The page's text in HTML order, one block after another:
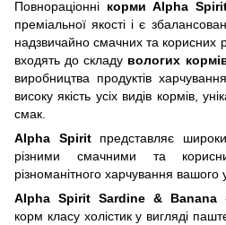
Повнораціонні корми Alpha
преміальної якості і є
надзвичайно смачних та корисних
входять до складу вологих
виробництва продуктів
високу якість усіх видів кормів,
смак.
Alpha Spiritпредставляє
різними смачними та
різноманітного харчування
Alpha Spirit Sardine & Banana
корм класу холістик у вигляді